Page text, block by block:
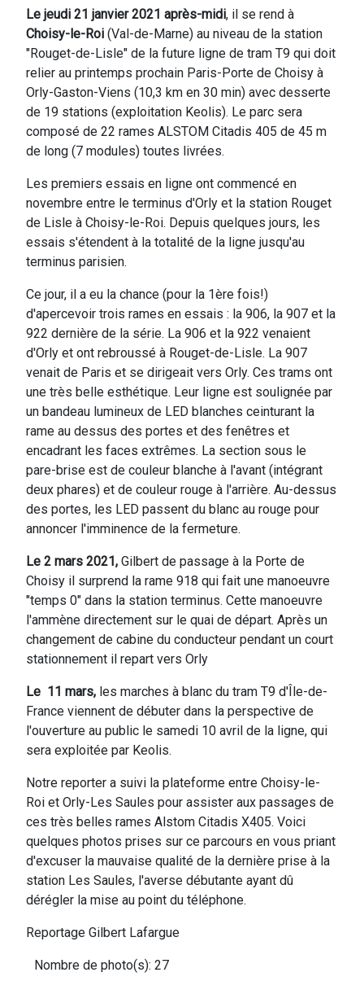
Le jeudi 21 janvier 2021 après-midi, il se rend à
Choisy-le-Roi (Val-de-Marne) au niveau de la station
"Rouget-de-Lisle" de la future ligne de tram T9 qui doit
relier au printemps prochain Paris-Porte de Choisy à
Orly-Gaston-Viens (10,3 km en 30 min) avec desserte
de 19 stations (exploitation Keolis). Le parc sera
composé de 22 rames ALSTOM Citadis 405 de 45 m
de long (7 modules) toutes livrées.
Les premiers essais en ligne ont commencé en
novembre entre le terminus d'Orly et la station Rouget
de Lisle à Choisy-le-Roi. Depuis quelques jours, les
essais s'étendent à la totalité de la ligne jusqu'au
terminus parisien.
Ce jour, il a eu la chance (pour la 1ère fois!)
d'apercevoir trois rames en essais : la 906, la 907 et la
922 dernière de la série. La 906 et la 922 venaient
d'Orly et ont rebroussé à Rouget-de-Lisle. La 907
venait de Paris et se dirigeait vers Orly. Ces trams ont
une très belle esthétique. Leur ligne est soulignée par
un bandeau lumineux de LED blanches ceinturant la
rame au dessus des portes et des fenêtres et
encadrant les faces extrêmes. La section sous le
pare-brise est de couleur blanche à l'avant (intégrant
deux phares) et de couleur rouge à l'arrière. Au-dessus
des portes, les LED passent du blanc au rouge pour
annoncer l'imminence de la fermeture.
Le 2 mars 2021, Gilbert de passage à la Porte de
Choisy il surprend la rame 918 qui fait une manoeuvre
"temps 0" dans la station terminus. Cette manoeuvre
l'ammène directement sur le quai de départ. Après un
changement de cabine du conducteur pendant un court
stationnement il repart vers Orly
Le 11 mars, les marches à blanc du tram T9 d'Île-de-
France viennent de débuter dans la perspective de
l'ouverture au public le samedi 10 avril de la ligne, qui
sera exploitée par Keolis.
Notre reporter a suivi la plateforme entre Choisy-le-
Roi et Orly-Les Saules pour assister aux passages de
ces très belles rames Alstom Citadis X405. Voici
quelques photos prises sur ce parcours en vous priant
d'excuser la mauvaise qualité de la dernière prise à la
station Les Saules, l'averse débutante ayant dû
dérégler la mise au point du téléphone.
Reportage Gilbert Lafargue
Nombre de photo(s): 27